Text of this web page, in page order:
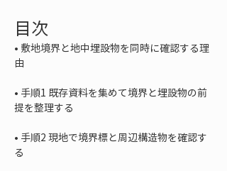
目次
• 敷地境界と地中埋設物を同時に確認する理
• 手順1 既存資料を集めて境界と埋設物の前
• 手順2 現地で境界標と周辺構造物を確認す